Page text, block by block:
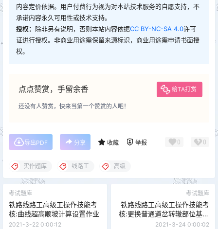
内容定价依据。用户付费行为视为对本站技术服务的自愿支持，不
承诺内容永久可用性或技术支持。
授权： 除非另有说明，否则本站内容依据CC BY-NC-SA 4.0许可
证进行授权。非商业用途需保留来源标识，商业用途需申请书面授
权。
点点赞赏，手留余香 给TA打赏
还没有人赞赏，快来当第一个赞赏的人吧！
导出PDF 分享 收藏 举报 0 0
实作题库 线路工 高级
考试题库
铁路线路工高级工操作技能考
核:曲线超高顺坡计算设置作业
2021-3-22 0:00:12
考试题库
铁路线路工高级工操作技能考
核:更换普通道岔转辙部位基本
轨
2021-3-24 0:00:02